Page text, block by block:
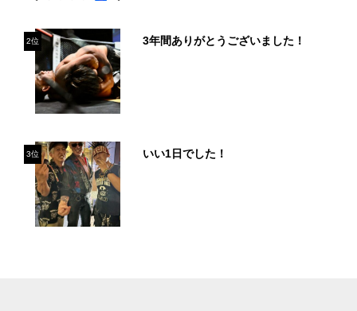
2位 3年間ありがとうございました！
3位 いい1日でした！